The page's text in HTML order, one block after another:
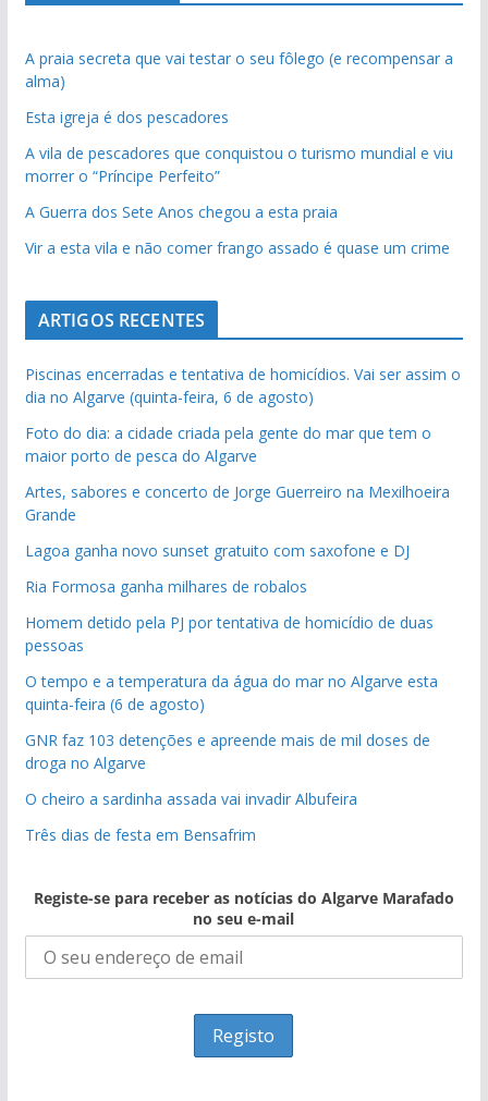
A praia secreta que vai testar o seu fôlego (e recompensar a
alma)
Esta igreja é dos pescadores
A vila de pescadores que conquistou o turismo mundial e viu
morrer o “Príncipe Perfeito”
A Guerra dos Sete Anos chegou a esta praia
Vir a esta vila e não comer frango assado é quase um crime
ARTIGOS RECENTES
Piscinas encerradas e tentativa de homicídios. Vai ser assim o
dia no Algarve (quinta-feira, 6 de agosto)
Foto do dia: a cidade criada pela gente do mar que tem o
maior porto de pesca do Algarve
Artes, sabores e concerto de Jorge Guerreiro na Mexilhoeira
Grande
Lagoa ganha novo sunset gratuito com saxofone e DJ
Ria Formosa ganha milhares de robalos
Homem detido pela PJ por tentativa de homicídio de duas
pessoas
O tempo e a temperatura da água do mar no Algarve esta
quinta-feira (6 de agosto)
GNR faz 103 detenções e apreende mais de mil doses de
droga no Algarve
O cheiro a sardinha assada vai invadir Albufeira
Três dias de festa em Bensafrim
Registe-se para receber as notícias do Algarve Marafado
no seu e-mail